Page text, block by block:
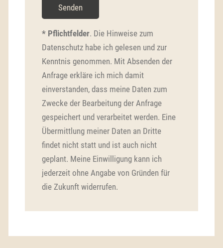
* Pflichtfelder. Die Hinweise zum
Datenschutz habe ich gelesen und zur
Kenntnis genommen. Mit Absenden der
Anfrage erkläre ich mich damit
einverstanden, dass meine Daten zum
Zwecke der Bearbeitung der Anfrage
gespeichert und verarbeitet werden. Eine
Übermittlung meiner Daten an Dritte
findet nicht statt und ist auch nicht
geplant. Meine Einwilligung kann ich
jederzeit ohne Angabe von Gründen für
die Zukunft widerrufen.